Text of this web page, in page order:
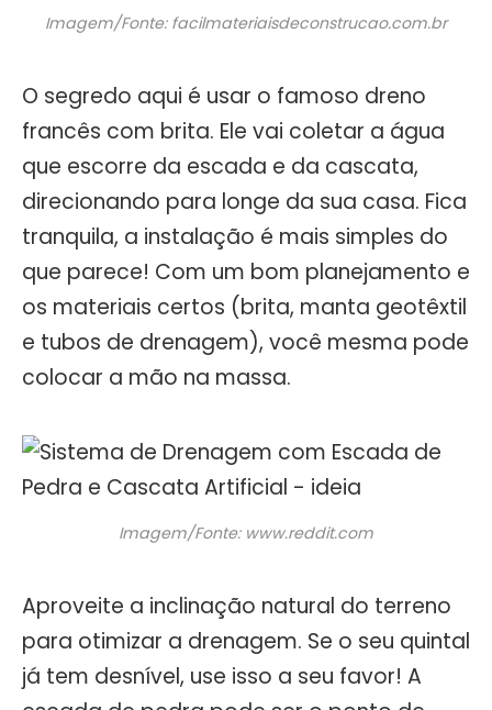
Imagem/Fonte: facilmateriaisdeconstrucao.com.br
O segredo aqui é usar o famoso dreno
francês com brita. Ele vai coletar a água
que escorre da escada e da cascata,
direcionando para longe da sua casa. Fica
tranquila, a instalação é mais simples do
que parece! Com um bom planejamento e
os materiais certos (brita, manta geotêxtil
e tubos de drenagem), você mesma pode
colocar a mão na massa.
Imagem/Fonte: www.reddit.com
Aproveite a inclinação natural do terreno
para otimizar a drenagem. Se o seu quintal
já tem desnível, use isso a seu favor! A